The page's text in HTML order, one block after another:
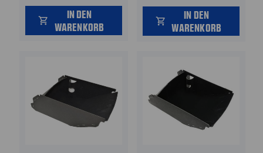
shopping_cart
IN DEN
WARENKORB
shopping_cart
IN DEN
WARENKORB